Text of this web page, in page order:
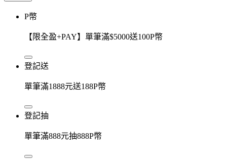
P幣
【限全盈+PAY】單筆滿$5000送100P幣
登記送
單筆滿1888元送188P幣
登記抽
單筆滿888元抽888P幣